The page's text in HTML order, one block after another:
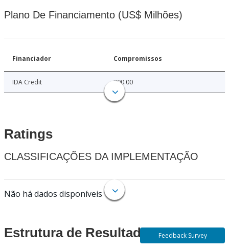
Plano De Financiamento (US$ Milhões)
Financiador Compromissos
IDA Credit 200.00
Ratings
CLASSIFICAÇÕES DA IMPLEMENTAÇÃO
Não há dados disponíveis
Estrutura de Resultados Feedback Survey